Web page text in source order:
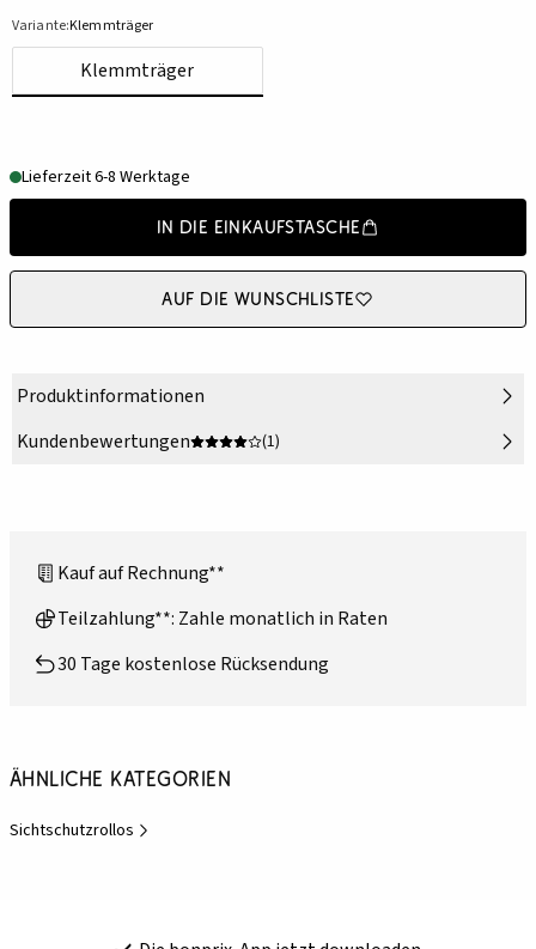
Variante:Klemmträger
Klemmträger
Lieferzeit 6-8 Werktage
In die Einkaufstasche
Auf die Wunschliste
Produktinformationen
Kundenbewertungen
(1)
Kauf auf Rechnung**
Teilzahlung**: Zahle monatlich in Raten
30 Tage kostenlose Rücksendung
Ähnliche Kategorien
Sichtschutzrollos